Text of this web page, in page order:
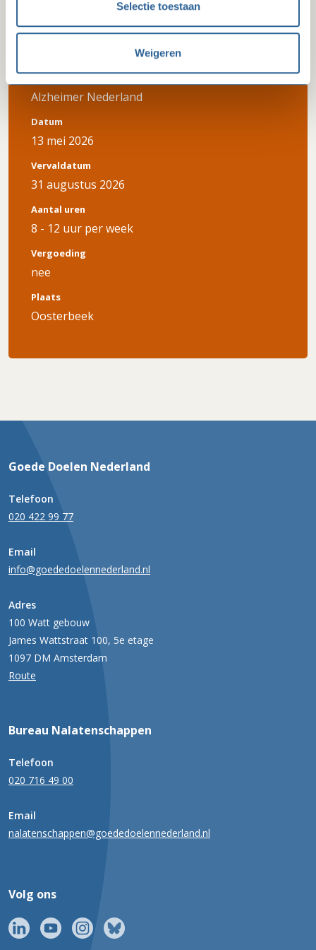
Selectie toestaan
Weigeren
Voorzitter - Afdeling Veluwe
Vallei-Grebbe
Organisatie
Alzheimer Nederland
Datum
13 mei 2026
Vervaldatum
31 augustus 2026
Aantal uren
8 - 12 uur per week
Vergoeding
nee
Plaats
Oosterbeek
Goede Doelen Nederland
Telefoon
020 422 99 77
Email
info@goededoelennederland.nl
Adres
100 Watt gebouw
James Wattstraat 100, 5e etage
1097 DM Amsterdam
Route
Bureau Nalatenschappen
Telefoon
020 716 49 00
Email
nalatenschappen@goededoelennederland.nl
Volg ons